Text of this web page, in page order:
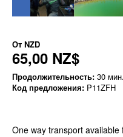
От NZD
65,00 NZ$
Продолжительность: 30
Код предложения: P11ZFH
One way transport